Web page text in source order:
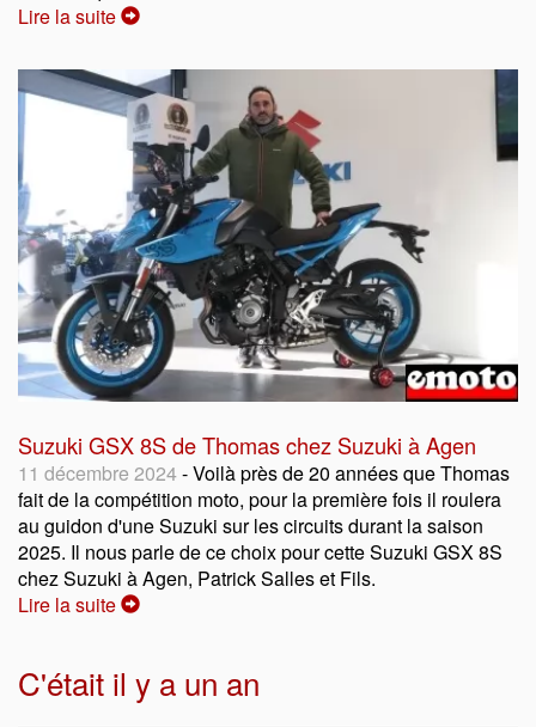
Lire la suite
Suzuki GSX 8S de Thomas chez Suzuki à Agen
11 décembre 2024- Voilà près de 20 années que Thomas
fait de la compétition moto, pour la première fois il roulera
au guidon d'une Suzuki sur les circuits durant la saison
2025. Il nous parle de ce choix pour cette Suzuki GSX 8S
chez Suzuki à Agen, Patrick Salles et Fils.
Lire la suite
C'était il y a un an